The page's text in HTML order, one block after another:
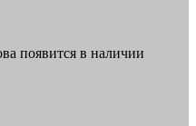
появится в наличии